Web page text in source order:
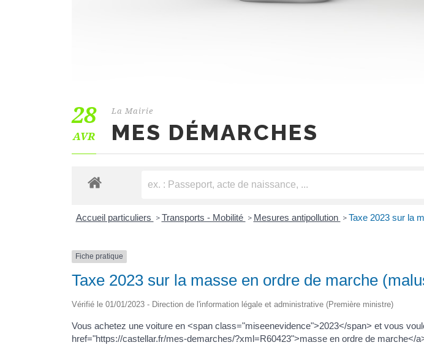
28
AVR
La Mairie
MES DÉMARCHES
Accueil particuliers > Transports - Mobilité > Mesures antipollution > Taxe 2023 sur la
Fiche pratique
Taxe 2023 sur la masse en ordre de marche
Vérifié le 01/01/2023 - Direction de l'information légale et administrative (Première ministre)
Vous achetez une voiture en <span class="miseenevidence">2023</span> et vous
href="https://castellar.fr/mes-demarches/?xml=R60423">masse en ordre de